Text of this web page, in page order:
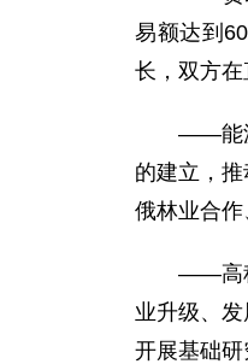
易额达到
长，双方
——能源和
的建立，
俄林业合作
——高科技
业升级、
开展基础研